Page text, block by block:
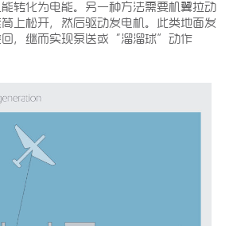
转化为电能。另一种方法需要机翼拉动
上松开，然后驱动发电机。此类地面发
回，继而实现泵送或“溜溜球”动作